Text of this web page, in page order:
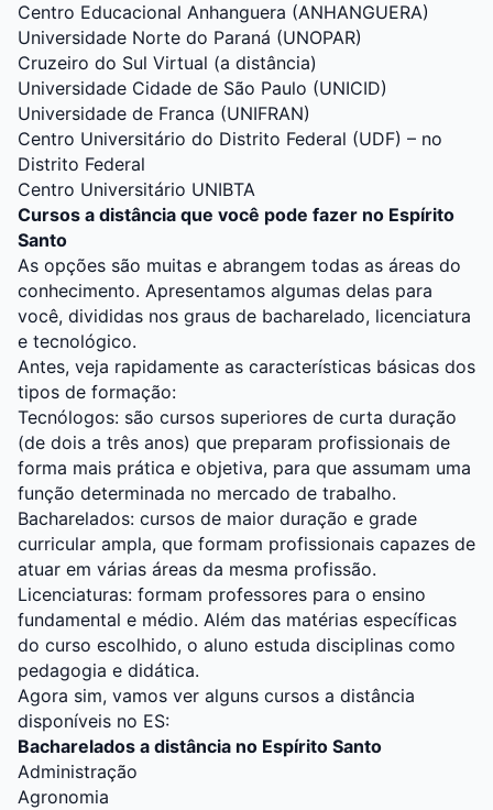
Centro Educacional Anhanguera (ANHANGUERA)
Universidade Norte do Paraná (UNOPAR)
Cruzeiro do Sul Virtual (a distância)
Universidade Cidade de São Paulo (UNICID)
Universidade de Franca (UNIFRAN)
Centro Universitário do Distrito Federal (UDF) – no
Distrito Federal
Centro Universitário UNIBTA
Cursos a distância que você pode fazer no Espírito
Santo
As opções são muitas e abrangem todas as áreas do
conhecimento. Apresentamos algumas delas para
você, divididas nos graus de bacharelado, licenciatura
e tecnológico.
Antes, veja rapidamente as características básicas dos
tipos de formação:
Tecnólogos: são cursos superiores de curta duração
(de dois a três anos) que preparam profissionais de
forma mais prática e objetiva, para que assumam uma
função determinada no mercado de trabalho.
Bacharelados: cursos de maior duração e grade
curricular ampla, que formam profissionais capazes de
atuar em várias áreas da mesma profissão.
Licenciaturas: formam professores para o ensino
fundamental e médio. Além das matérias específicas
do curso escolhido, o aluno estuda disciplinas como
pedagogia e didática.
Agora sim, vamos ver alguns cursos a distância
disponíveis no ES:
Bacharelados a distância no Espírito Santo
Administração
Agronomia